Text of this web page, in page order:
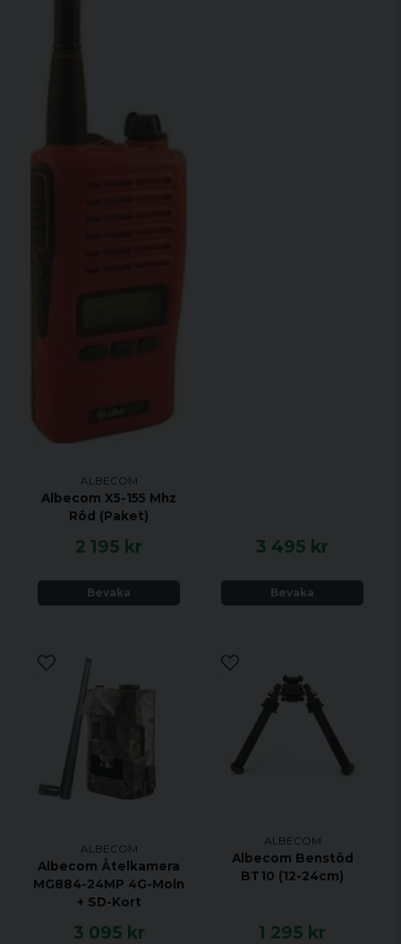
ALBECOM
Albecom X5-155 Mhz
Röd (Paket)
2 195 kr
Bevaka
3 495 kr
Bevaka
ALBECOM
Albecom Åtelkamera
MG884-24MP 4G-Moln
+ SD-Kort
3 095 kr
ALBECOM
Albecom Benstöd
BT10 (12-24cm)
1 295 kr